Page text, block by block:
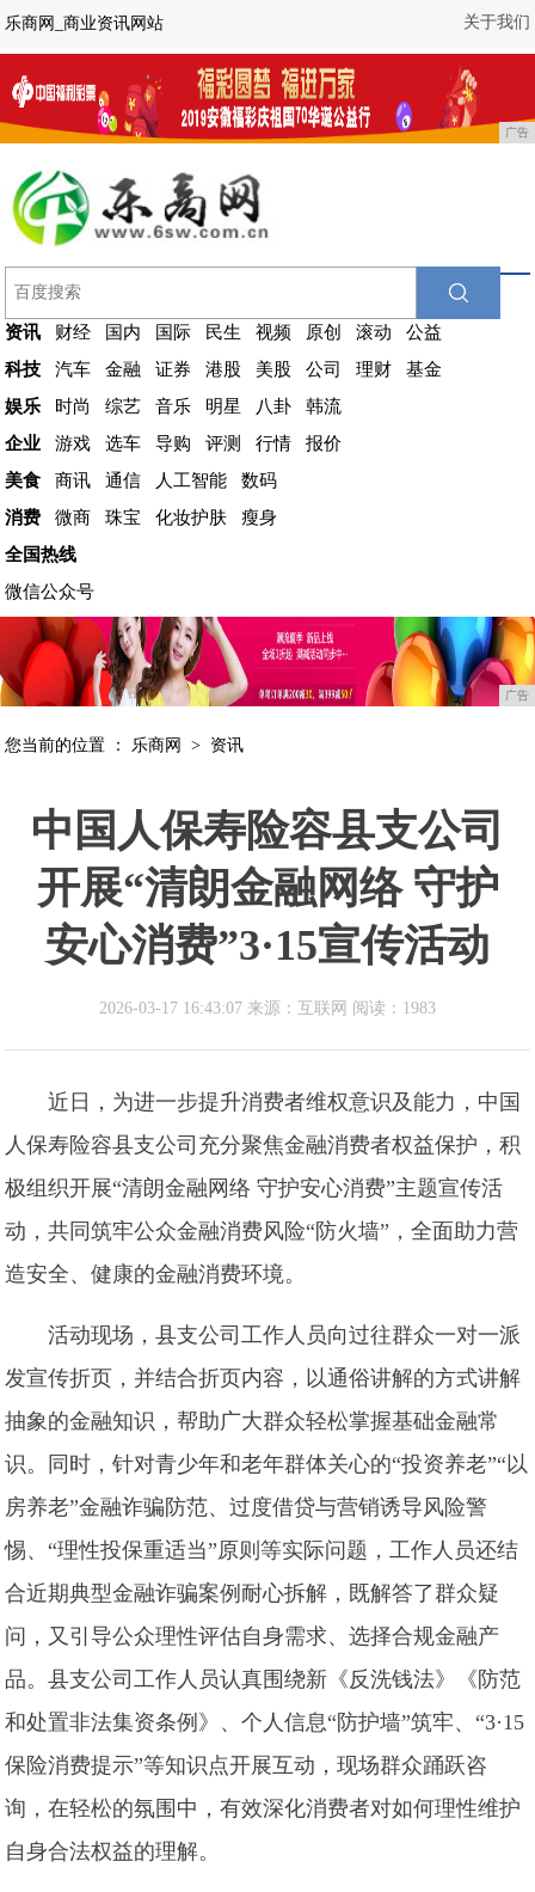
关于我们
乐商网_商业资讯网站
广告
资讯 财经 国内 国际 民生 视频 原创 滚动
公益
科技
汽车 金融 证券 港股 美股 公司 理财
基金
娱乐
时尚 综艺 音乐 明星 八卦
韩流
企业
游戏 选车 导购 评测 行情
报价
美食
商讯 通信 人工智能
数码
消费
微商 珠宝 化妆护肤
瘦身
全国热线
微信公众号
广告
您当前的位置 ： 乐商网 > 资讯
中国人保寿险容县支公司
开展“清朗金融网络 守护
安心消费”3·15宣传活动
2026-03-17 16:43:07 来源：互联网 阅读：1983
近日，为进一步提升消费者维权意识及能力，中国
人保寿险容县支公司充分聚焦金融消费者权益保护，积
极组织开展“清朗金融网络 守护安心消费”主题宣传活
动，共同筑牢公众金融消费风险“防火墙”，全面助力营
造安全、健康的金融消费环境。
活动现场，县支公司工作人员向过往群众一对一派
发宣传折页，并结合折页内容，以通俗讲解的方式讲解
抽象的金融知识，帮助广大群众轻松掌握基础金融常
识。同时，针对青少年和老年群体关心的“投资养老”“以
房养老”金融诈骗防范、过度借贷与营销诱导风险警
惕、“理性投保重适当”原则等实际问题，工作人员还结
合近期典型金融诈骗案例耐心拆解，既解答了群众疑
问，又引导公众理性评估自身需求、选择合规金融产
品。县支公司工作人员认真围绕新《反洗钱法》《防范
和处置非法集资条例》、个人信息“防护墙”筑牢、“3·15
保险消费提示”等知识点开展互动，现场群众踊跃咨
询，在轻松的氛围中，有效深化消费者对如何理性维护
自身合法权益的理解。